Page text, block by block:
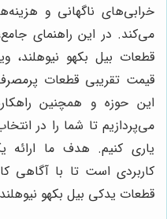
خرابی‌های ناگهانی و
می‌کند. در این راهنمای
قطعات بیل بکهو نیوهلند،
قیمت تقریبی قطعات
این حوزه و همچنین
می‌پردازیم تا شما را در
یاری کنیم. هدف ما ارائه
کاربردی است تا با آگاهی
قطعات یدکی بیل بکهو